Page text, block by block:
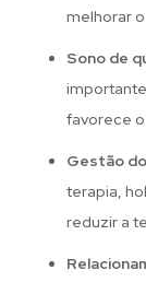
melhorar
Sono de
favorece
Gestão
terapia,
reduzir a